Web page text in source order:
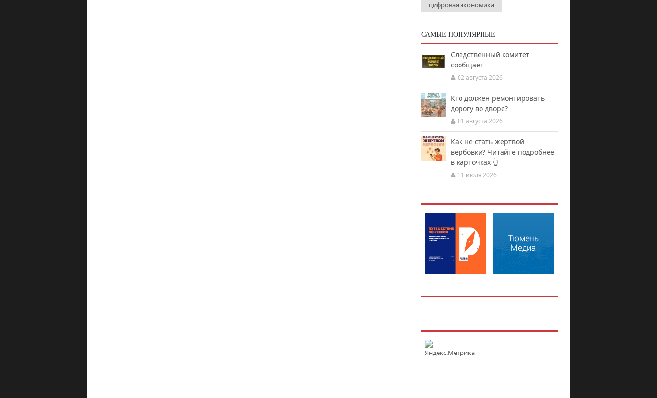
цифровая экономика
САМЫЕ ПОПУЛЯРНЫЕ
Следственный комитет
сообщает
02 августа 2026
Кто должен ремонтировать
дорогу во дворе?
01 августа 2026
Как не стать жертвой
вербовки? Читайте подробнее
в карточках 👆
31 июля 2026